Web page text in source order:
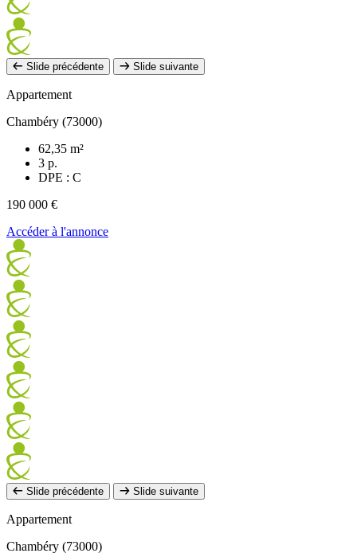
Slide précédente Slide suivante
Appartement
Chambéry (73000)
62,35 m²
3 p.
DPE : C
190 000 €
Accéder à l'annonce
Slide précédente Slide suivante
Appartement
Chambéry (73000)